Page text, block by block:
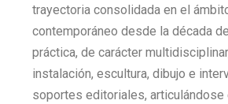
trayectoria consolidada en el
contemporáneo desde la década
práctica, de carácter
instalación, escultura, dibujo e
soportes editoriales, articulándose